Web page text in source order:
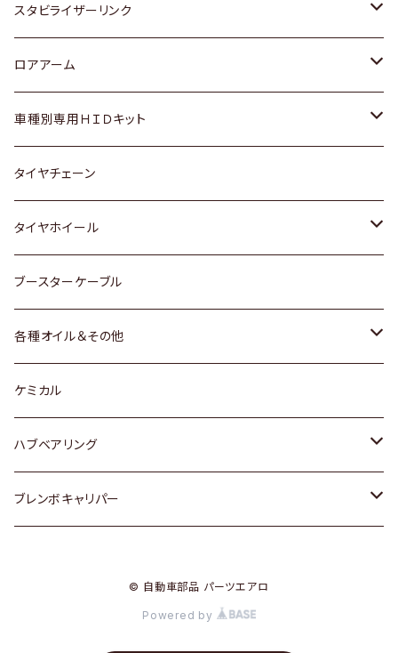
スバル
いすゞ
ダイハツ
マツダ
三菱
スバル
レクサス
スズキ
日産
ダイハツ
マツダ
三菱
スバル
ホンダ
スズキ
日産
いすゞ
ダイハツ
マツダ
三菱
スバル
トヨタ
ホンダ
スズキ
日産
ダイハツ
スバル
スタビライザーリンク
トヨタ
ホンダ
スズキ
日産
ダイハツ
マツダ
ロアアーム
ホンダ
スズキ
日産
ダイハツ
マツダ
スバル
車種別専用ＨＩＤキット
トヨタ
マツダ
タイヤチェーン
タイヤホイール
トヨタ
ホンダ
スズキ
日産
ダイハツ
ブースターケーブル
各種オイル＆その他
ディーデル洗浄添加剤
ケミカル
ハブベアリング
トヨタ
ブレンボキャリパー
© 自動車部品 パーツエアロ
Powered by